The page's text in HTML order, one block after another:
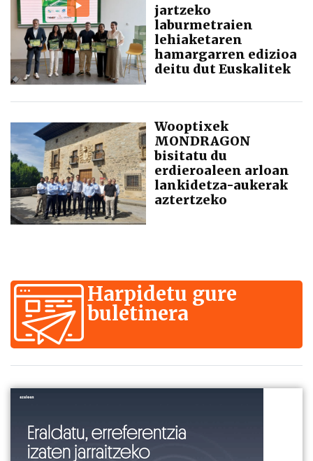
jartzeko
laburmetraien
lehiaketaren
hamargarren edizioa
deitu dut Euskalitek
Wooptixek
MONDRAGON
bisitatu du
erdieroaleen arloan
lankidetza-aukerak
aztertzeko
Harpidetu gure
buletinera